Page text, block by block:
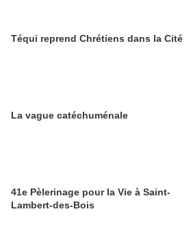
Téqui reprend Chrétiens dans la Cité
La vague catéchuménale
41e Pèlerinage pour la Vie à Saint-
Lambert-des-Bois